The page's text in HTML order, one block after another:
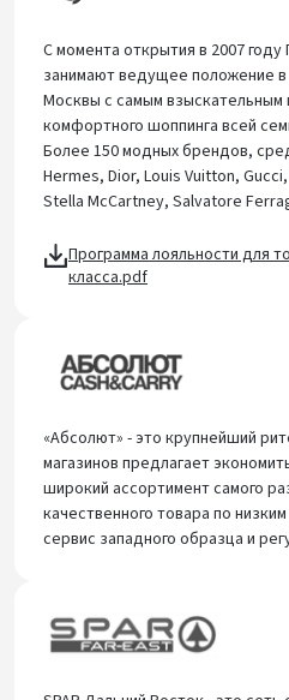
C момента открытия в 2007
занимают ведущее положение
Москвы с самым взыскательным
комфортного шоппинга всей
Более 150 модных брендов,
Hermes, Dior, Louis Vuitton,
Stella McCartney, Salvatore
Программа лояльности для
класса.pdf
«Абсолют» - это крупнейший
магазинов предлагает
широкий ассортимент самого
качественного товара по
сервис западного образца и